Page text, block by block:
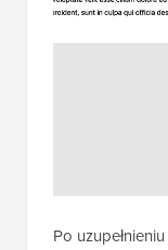
Po